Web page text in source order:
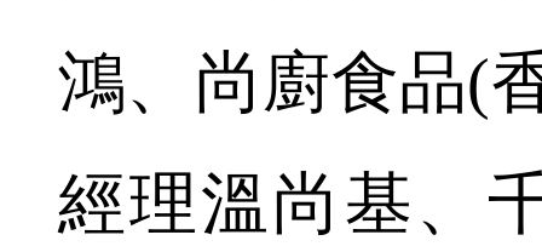
鴻、尚廚食品(
經理溫尚基、